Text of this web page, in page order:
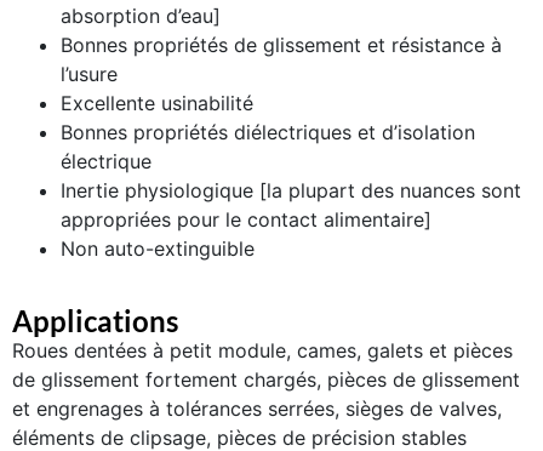
absorption d’eau]
Bonnes propriétés de glissement et résistance à
l’usure
Excellente usinabilité
Bonnes propriétés diélectriques et d’isolation
électrique
Inertie physiologique [la plupart des nuances sont
appropriées pour le contact alimentaire]
Non auto-extinguible
Applications
Roues dentées à petit module, cames, galets et pièces
de glissement fortement chargés, pièces de glissement
et engrenages à tolérances serrées, sièges de valves,
éléments de clipsage, pièces de précision stables